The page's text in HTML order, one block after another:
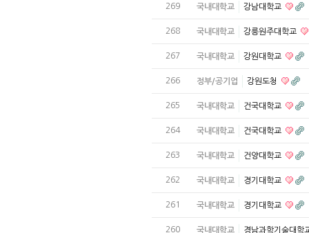
269 국내대학교 강남대학교
268 국내대학교 강릉원주대학교
267 국내대학교 강원대학교
266 정부/공기업 강원도청
265 국내대학교 건국대학교
264 국내대학교 건국대학교
263 국내대학교 건양대학교
262 국내대학교 경기대학교
261 국내대학교 경기대학교
260 국내대학교 경남과학기술대학